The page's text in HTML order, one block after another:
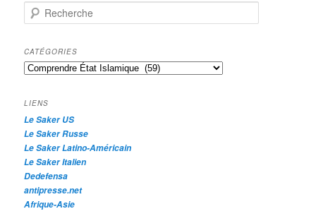
e
h
e
r
h
e
CATÉGORIES
Catégories
LIENS
Le Saker US
Le Saker Russe
Le Saker Latino-Américain
Le Saker Italien
Dedefensa
antipresse.net
Afrique-Asie